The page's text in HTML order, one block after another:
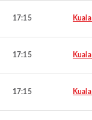
17:15
17:15
17:15